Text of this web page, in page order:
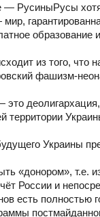
— РусиныРусы
образование
из того, что
фашизм-
территории
Украины
«донором», т.е.
России и
есть полностью